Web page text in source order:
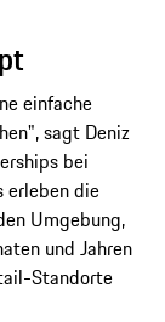
einfache
sagt Deniz
bei
erleben die
Umgebung,
und Jahren
Standorte